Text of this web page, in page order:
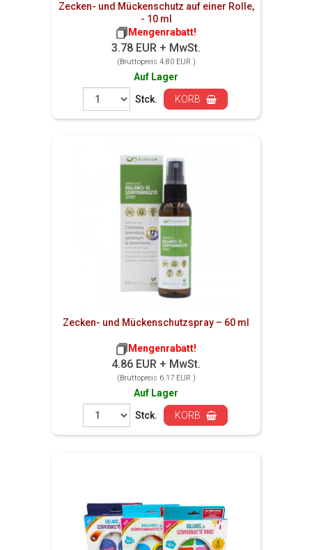
Zecken- und Mückenschutz auf einer Rolle,
- 10 ml
Mengenrabatt!
3.78 EUR + MwSt.
(Bruttopreis 4.80 EUR )
Auf Lager
Stck.
KORB
Zecken- und Mückenschutzspray – 60 ml
Mengenrabatt!
4.86 EUR + MwSt.
(Bruttopreis 6.17 EUR )
Auf Lager
Stck.
KORB